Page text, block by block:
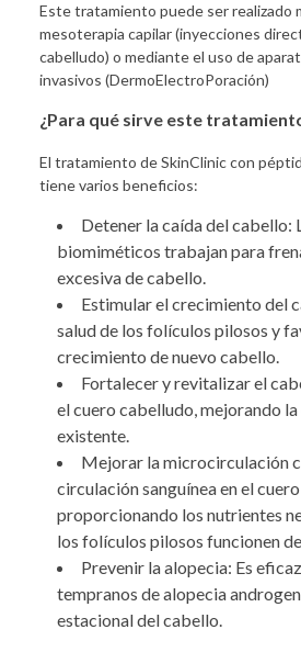
Este tratamiento puede ser realizado
mesoterapia capilar (inyecciones
cabelludo) o mediante el uso de
invasivos (DermoElectroPoración)
¿Para qué sirve este
El tratamiento de SkinClinic con
tiene varios beneficios:
Detener la caída del cabello:
biomiméticos trabajan para
excesiva de cabello.
Estimular el crecimiento del
salud de los folículos pilosos y
crecimiento de nuevo cabello.
Fortalecer y revitalizar el
el cuero cabelludo, mejorando
existente.
Mejorar la microcirculación
circulación sanguínea en el
proporcionando los nutrientes
los folículos pilosos funcionen
Prevenir la alopecia: Es
tempranos de alopecia
estacional del cabello.